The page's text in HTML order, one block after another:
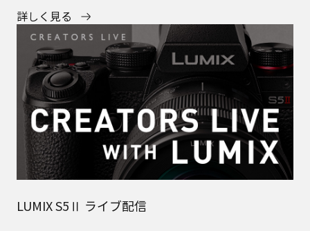
詳しく見る
LUMIX S5Ⅱ ライブ配信